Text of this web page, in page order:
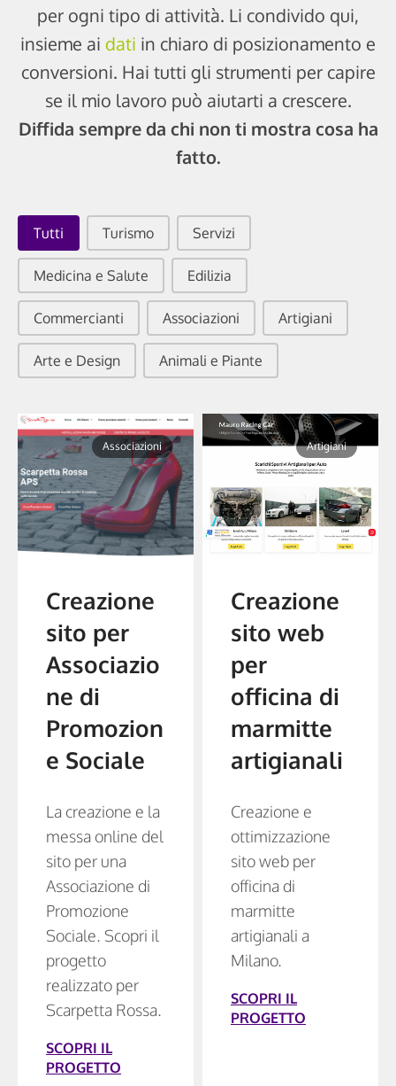
per ogni tipo di attività. Li condivido qui,
insieme ai dati in chiaro di posizionamento e
conversioni. Hai tutti gli strumenti per capire
se il mio lavoro può aiutarti a crescere.
Diffida sempre da chi non ti mostra cosa ha
fatto.
Categorie Progetti
Tutti Turismo Servizi
Medicina e Salute Edilizia
Commercianti Associazioni Artigiani
Arte e Design Animali e Piante
Associazioni
Creazione
sito per
Associazio
ne di
Promozion
e Sociale
La creazione e la
messa online del
sito per una
Associazione di
Promozione
Sociale. Scopri il
progetto
realizzato per
Scarpetta Rossa.
SCOPRI IL
PROGETTO
Artigiani
Creazione
sito web
per
officina di
marmitte
artigianali
Creazione e
ottimizzazione
sito web per
officina di
marmitte
artigianali a
Milano.
SCOPRI IL
PROGETTO